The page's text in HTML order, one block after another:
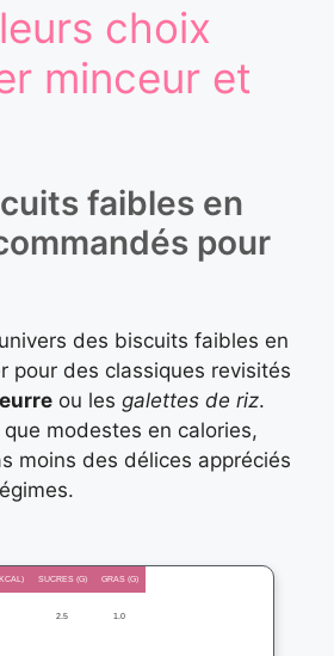
choix
minceur et
faibles en
pour
des biscuits faibles en
pour des classiques revisités
ou les galettes de riz.
modestes en calories,
moins des délices appréciés
SUCRES (G) GRAS (G)
2.5 1.0